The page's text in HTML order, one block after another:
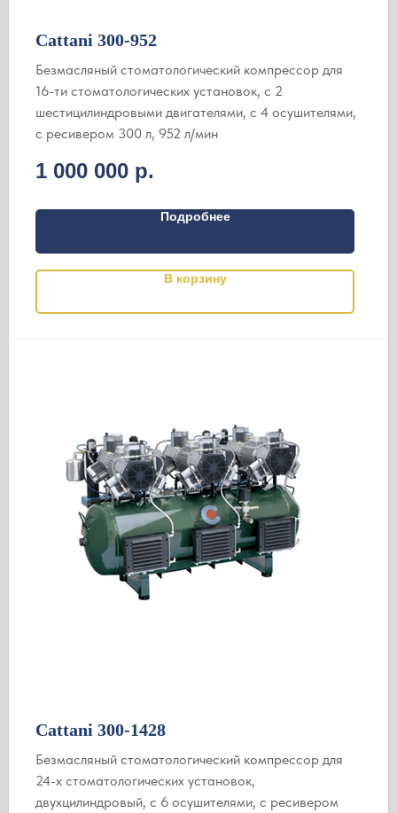
Cattani 300-952
Безмасляный стоматологический компрессор для
16-ти стоматологических установок, с 2
шестицилиндровыми двигателями, c 4 осушителями,
с ресивером 300 л, 952 л/мин
1 000 000 р.
Подробнее
В корзину
Cattani 300-1428
Безмасляный стоматологический компрессор для
24-х стоматологических установок,
двухцилиндровый, c 6 осушителями, с ресивером